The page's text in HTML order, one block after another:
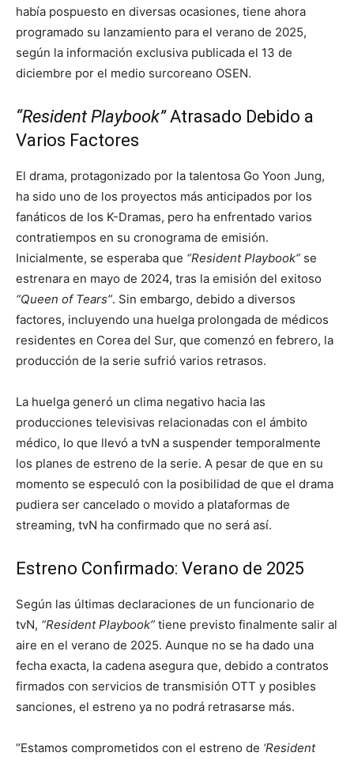
había pospuesto en diversas ocasiones, tiene ahora
programado su lanzamiento para el verano de 2025,
según la información exclusiva publicada el 13 de
diciembre por el medio surcoreano OSEN.
“Resident Playbook”Atrasado Debido a
Varios Factores
El drama, protagonizado por la talentosa Go Yoon Jung,
ha sido uno de los proyectos más anticipados por los
fanáticos de los K-Dramas, pero ha enfrentado varios
contratiempos en su cronograma de emisión.
Inicialmente, se esperaba que “Resident Playbook” se
estrenara en mayo de 2024, tras la emisión del exitoso
“Queen of Tears”. Sin embargo, debido a diversos
factores, incluyendo una huelga prolongada de médicos
residentes en Corea del Sur, que comenzó en febrero, la
producción de la serie sufrió varios retrasos.
La huelga generó un clima negativo hacia las
producciones televisivas relacionadas con el ámbito
médico, lo que llevó a tvN a suspender temporalmente
los planes de estreno de la serie. A pesar de que en su
momento se especuló con la posibilidad de que el drama
pudiera ser cancelado o movido a plataformas de
streaming, tvN ha confirmado que no será así.
Estreno Confirmado: Verano de 2025
Según las últimas declaraciones de un funcionario de
tvN, “Resident Playbook” tiene previsto finalmente salir al
aire en el verano de 2025. Aunque no se ha dado una
fecha exacta, la cadena asegura que, debido a contratos
firmados con servicios de transmisión OTT y posibles
sanciones, el estreno ya no podrá retrasarse más.
“Estamos comprometidos con el estreno de ‘Resident